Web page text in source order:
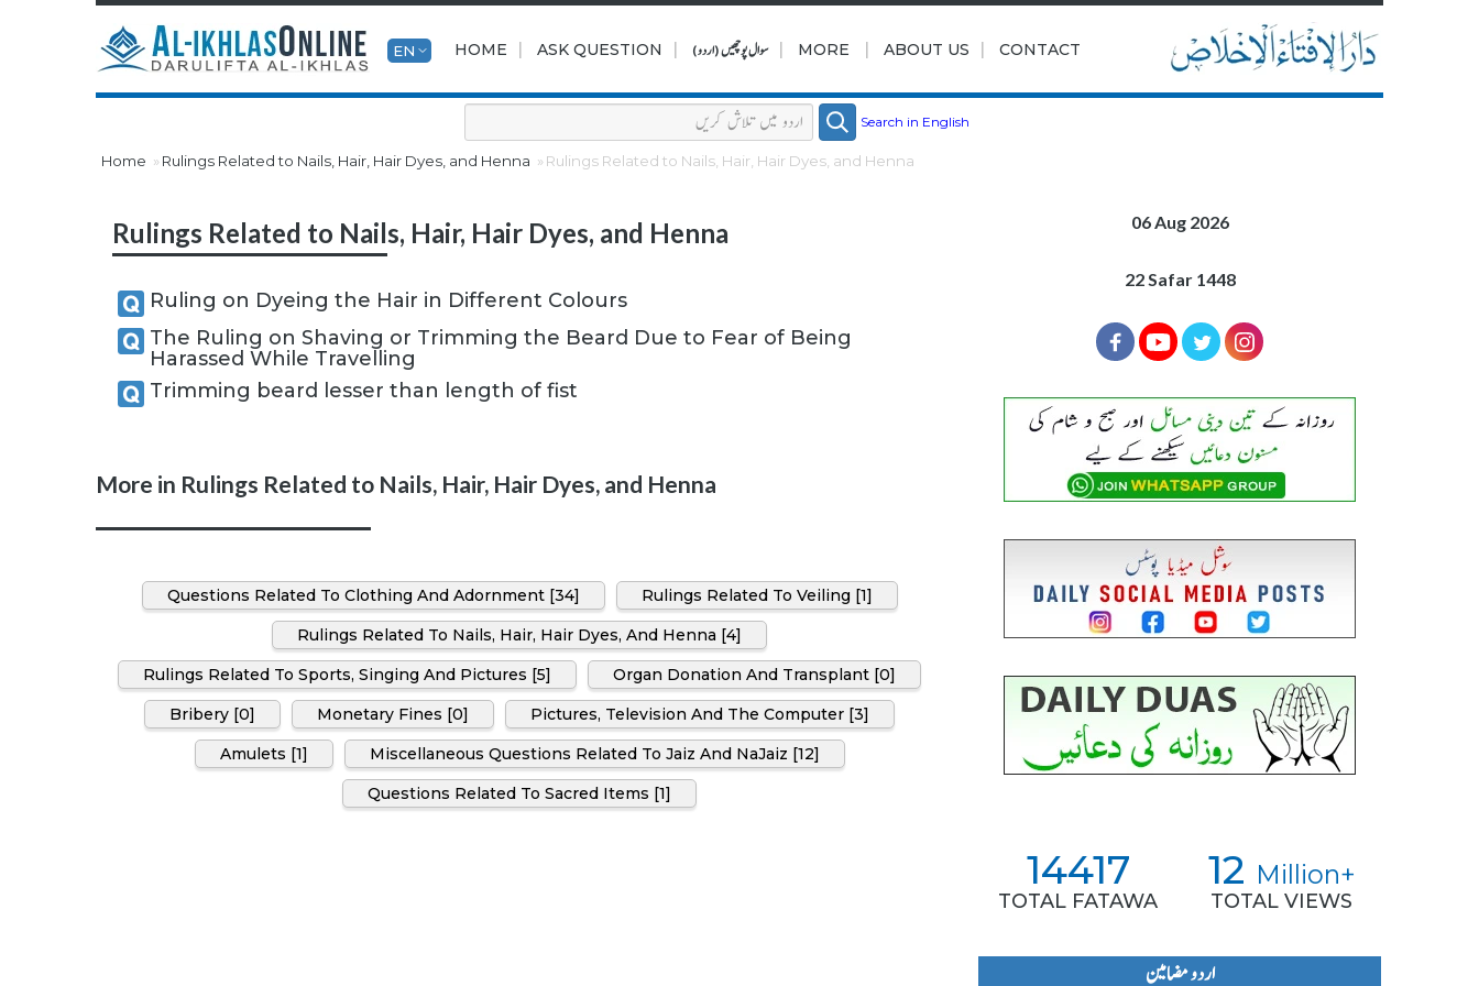
EN HOME | ASK QUESTION | سوال پوچھیں (اردو) | MORE | ABOUT US | CONTACT
Search in English
Home Rulings Related to Nails, Hair, Hair Dyes, and Henna Rulings Related to Nails, Hair, Hair Dyes, and Henna
Rulings Related to Nails, Hair, Hair Dyes, and Henna
Ruling on Dyeing the Hair in Different Colours
The Ruling on Shaving or Trimming the Beard Due to Fear of Being
Harassed While Travelling
Trimming beard lesser than length of fist
More in Rulings Related to Nails, Hair, Hair Dyes, and Henna
Questions Related To Clothing And Adornment [34]
Rulings Related To Veiling [1]
Rulings Related To Nails, Hair, Hair Dyes, And Henna [4]
Rulings Related To Sports, Singing And Pictures [5]
Organ Donation And Transplant [0]
Bribery [0]
Monetary Fines [0]
Pictures, Television And The Computer [3]
Amulets [1]
Miscellaneous Questions Related To Jaiz And NaJaiz [12]
Questions Related To Sacred Items [1]
06 Aug 2026
22 Safar 1448
14417
TOTAL FATAWA
12 Million+
TOTAL VIEWS
اردو مضامین